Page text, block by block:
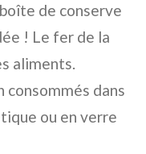
de conserve
! Le fer de la
aliments.
consommés dans
ou en verre